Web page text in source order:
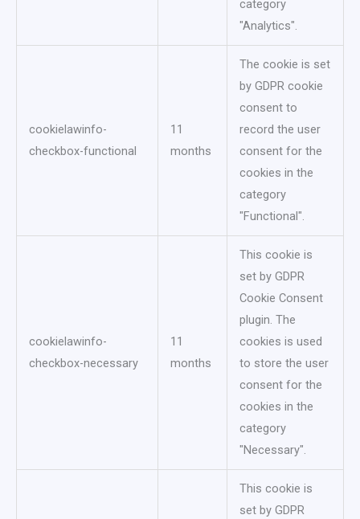
category
"Analytics".
cookielawinfo-
checkbox-functional
11
months
The cookie is set
by GDPR cookie
consent to
record the user
consent for the
cookies in the
category
"Functional".
cookielawinfo-
checkbox-necessary
11
months
This cookie is
set by GDPR
Cookie Consent
plugin. The
cookies is used
to store the user
consent for the
cookies in the
category
"Necessary".
This cookie is
set by GDPR